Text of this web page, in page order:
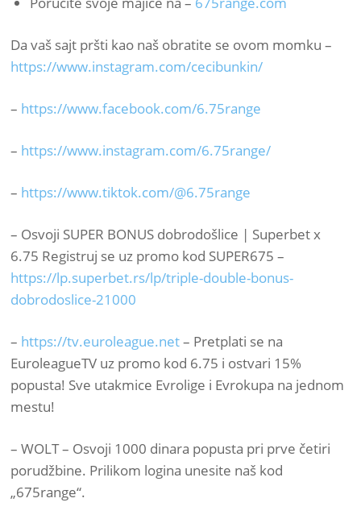
Da vaš sajt pršti kao naš obratite se ovom momku –
https://www.instagram.com/cecibunkin/
– https://www.facebook.com/6.75range
– https://www.instagram.com/6.75range/
– https://www.tiktok.com/@6.75range
– Osvoji SUPER BONUS dobrodošlice | Superbet x
6.75 Registruj se uz promo kod SUPER675 –
https://lp.superbet.rs/lp/triple-double-bonus-
dobrodoslice-21000
– https://tv.euroleague.net– Pretplati se na
EuroleagueTV uz promo kod 6.75 i ostvari 15%
popusta! Sve utakmice Evrolige i Evrokupa na jednom
mestu!
– WOLT – Osvoji 1000 dinara popusta pri prve četiri
porudžbine. Prilikom logina unesite naš kod
„675range“.